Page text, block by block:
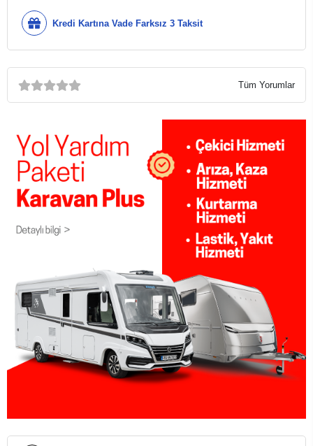
Kredi Kartına Vade Farksız 3 Taksit
Tüm Yorumlar